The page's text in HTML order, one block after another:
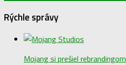
Rýchle správy
Mojang si prešiel rebrandingom